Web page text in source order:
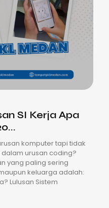
SI Kerja Apa
komputer tapi tidak
urusan coding?
yang paling sering
keluarga adalah:
Lulusan Sistem